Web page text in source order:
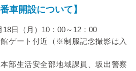
車開設について】
18日（月） 10 ：00～ 12 ：00
ゲート付近（※制服記念撮影は入
部生活安全部地域課員、坂出警察